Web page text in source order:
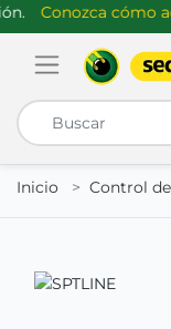
Conozca cómo
Abrir menú
Inicio
Control